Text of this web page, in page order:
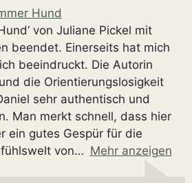
Hund
von Juliane Pickel mit
beendet. Einerseits hat mich
beeindruckt. Die Autorin
die Orientierungslosigkeit
sehr authentisch und
Man merkt schnell, dass hier
ein gutes Gespür für die
von
Mehr anzeigen